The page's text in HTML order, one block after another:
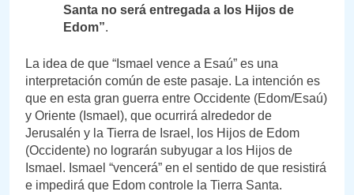
Santa no será entregada a los Hijos de
Edom”.
La idea de que “Ismael vence a Esaú” es una
interpretación común de este pasaje. La intención es
que en esta gran guerra entre Occidente (Edom/Esaú)
y Oriente (Ismael), que ocurrirá alrededor de
Jerusalén y la Tierra de Israel, los Hijos de Edom
(Occidente) no lograrán subyugar a los Hijos de
Ismael. Ismael “vencerá” en el sentido de que resistirá
e impedirá que Edom controle la Tierra Santa.